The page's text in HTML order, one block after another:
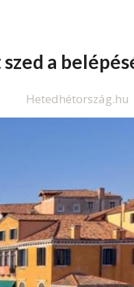
a
Hetedhétország.hu